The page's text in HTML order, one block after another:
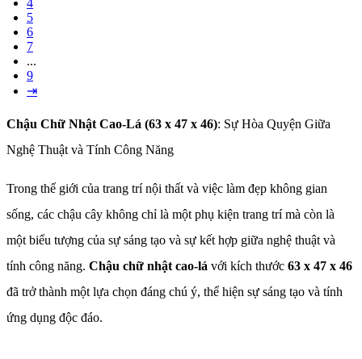
4
5
6
7
...
9
⇥
Chậu Chữ Nhật Cao-Lá (63 x 47 x 46): Sự Hòa Quyện Giữa
Nghệ Thuật và Tính Công Năng
Trong thế giới của trang trí nội thất và việc làm đẹp không gian
sống, các chậu cây không chỉ là một phụ kiện trang trí mà còn là
một biểu tượng của sự sáng tạo và sự kết hợp giữa nghệ thuật và
tính công năng. Chậu chữ nhật cao-lá với kích thước 63 x 47 x 46
đã trở thành một lựa chọn đáng chú ý, thể hiện sự sáng tạo và tính
ứng dụng độc đáo.